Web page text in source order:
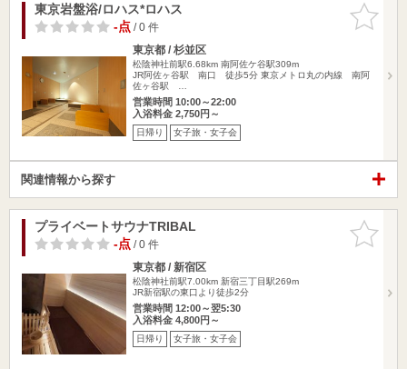
お気に入
りに追加
東京岩盤浴/ロハス*ロハス
-点/ 0 件
東京都 / 杉並区
松陰神社前駅6.68km 南阿佐ケ谷駅309m
JR阿佐ヶ谷駅 南口 徒歩5分 東京メトロ丸の内線 南阿
佐ヶ谷駅 …
営業時間 10:00～22:00
入浴料金 2,750円～
日帰り 女子旅・女子会
関連情報から探す
お気に入
りに追加
プライベートサウナTRIBAL
-点/ 0 件
東京都 / 新宿区
松陰神社前駅7.00km 新宿三丁目駅269m
JR新宿駅の東口より徒歩2分
営業時間 12:00～翌5:30
入浴料金 4,800円～
日帰り 女子旅・女子会